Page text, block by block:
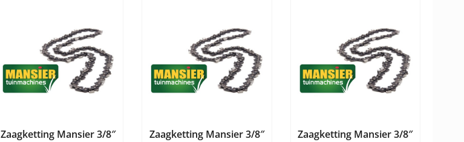
Zaagketting Mansier 3/8″
Zaagketting Mansier 3/8″
Zaagketting Mansier 3/8″